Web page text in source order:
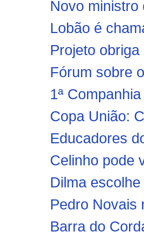
Novo
Lobão é
Projeto
Fórum sobre
1ª
Copa União:
Educadores
Celinho pode
Dilma
Pedro Novais
Barra do